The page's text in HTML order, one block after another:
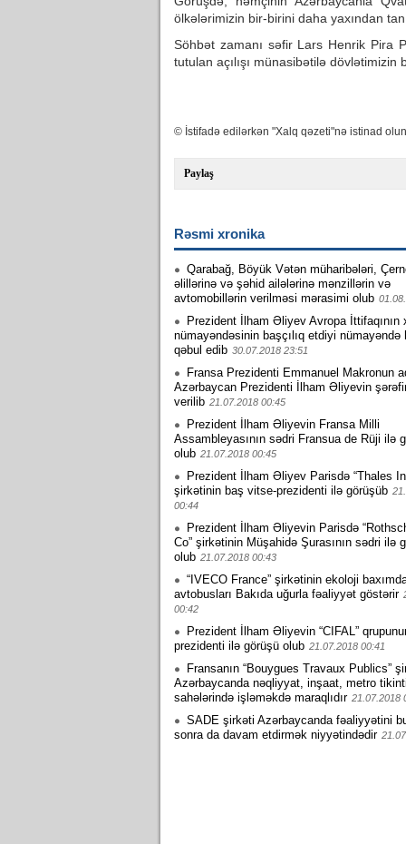
ölkələrimizin bir-birini daha yaxından
Söhbət zamanı səfir Lars Henrik Pira
tutulan açılışı münasibətilə dövlətimizin
© İstifadə edilərkən "Xalq qəzeti"nə istinad
Paylaş
Rəsmi xronika
Qarabağ, Böyük Vətən müharibələri,
əlillərinə və şəhid ailələrinə mənzillərin və
avtomobillərin verilməsi mərasimi olub
Prezident İlham Əliyev Avropa İttifaqının
nümayəndəsinin başçılıq etdiyi nümayəndə
qəbul edib 30.07.2018 23:51
Fransa Prezidenti Emmanuel Makronun
Azərbaycan Prezidenti İlham Əliyevin
verilib 21.07.2018 00:45
Prezident İlham Əliyevin Fransa Milli
Assambleyasının sədri Fransua de Rüji ilə
olub 21.07.2018 00:45
Prezident İlham Əliyev Parisdə “Thales
şirkətinin baş vitse-prezidenti ilə görüşüb
00:44
Prezident İlham Əliyevin Parisdə
Co” şirkətinin Müşahidə Şurasının sədri ilə
olub 21.07.2018 00:43
“IVECO France” şirkətinin ekoloji
avtobusları Bakıda uğurla fəaliyyət göstərir
00:42
Prezident İlham Əliyevin “CIFAL”
prezidenti ilə görüşü olub 21.07.2018 00:41
Fransanın “Bouygues Travaux Publics”
Azərbaycanda nəqliyyat, inşaat, metro
sahələrində işləməkdə maraqlıdır 21.07.2018
SADE şirkəti Azərbaycanda fəaliyyətini
sonra da davam etdirmək niyyətindədir